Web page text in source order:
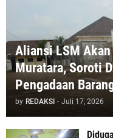
Aliansi LSM
Muratara, Soroti
Pengadaan
by REDAKSI - Juli 17, 2026